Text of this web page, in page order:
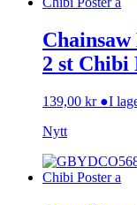
2 st Chibi
139,00 kr ●I
Nytt